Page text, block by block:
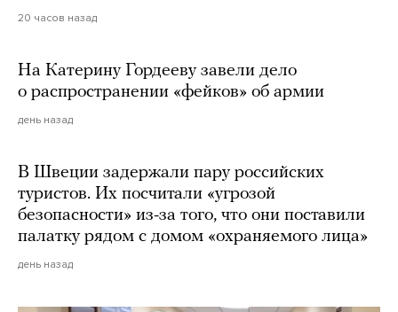
20 часов назад
На Катерину Гордееву завели дело
о распространении «фейков» об армии
день назад
В Швеции задержали пару российских
туристов. Их посчитали «угрозой
безопасности» из-за того, что они поставили
палатку рядом с домом «охраняемого лица»
день назад